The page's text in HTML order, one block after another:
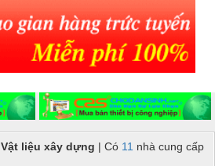
Vật liệu xây dựng | Có 11 nhà cung cấp